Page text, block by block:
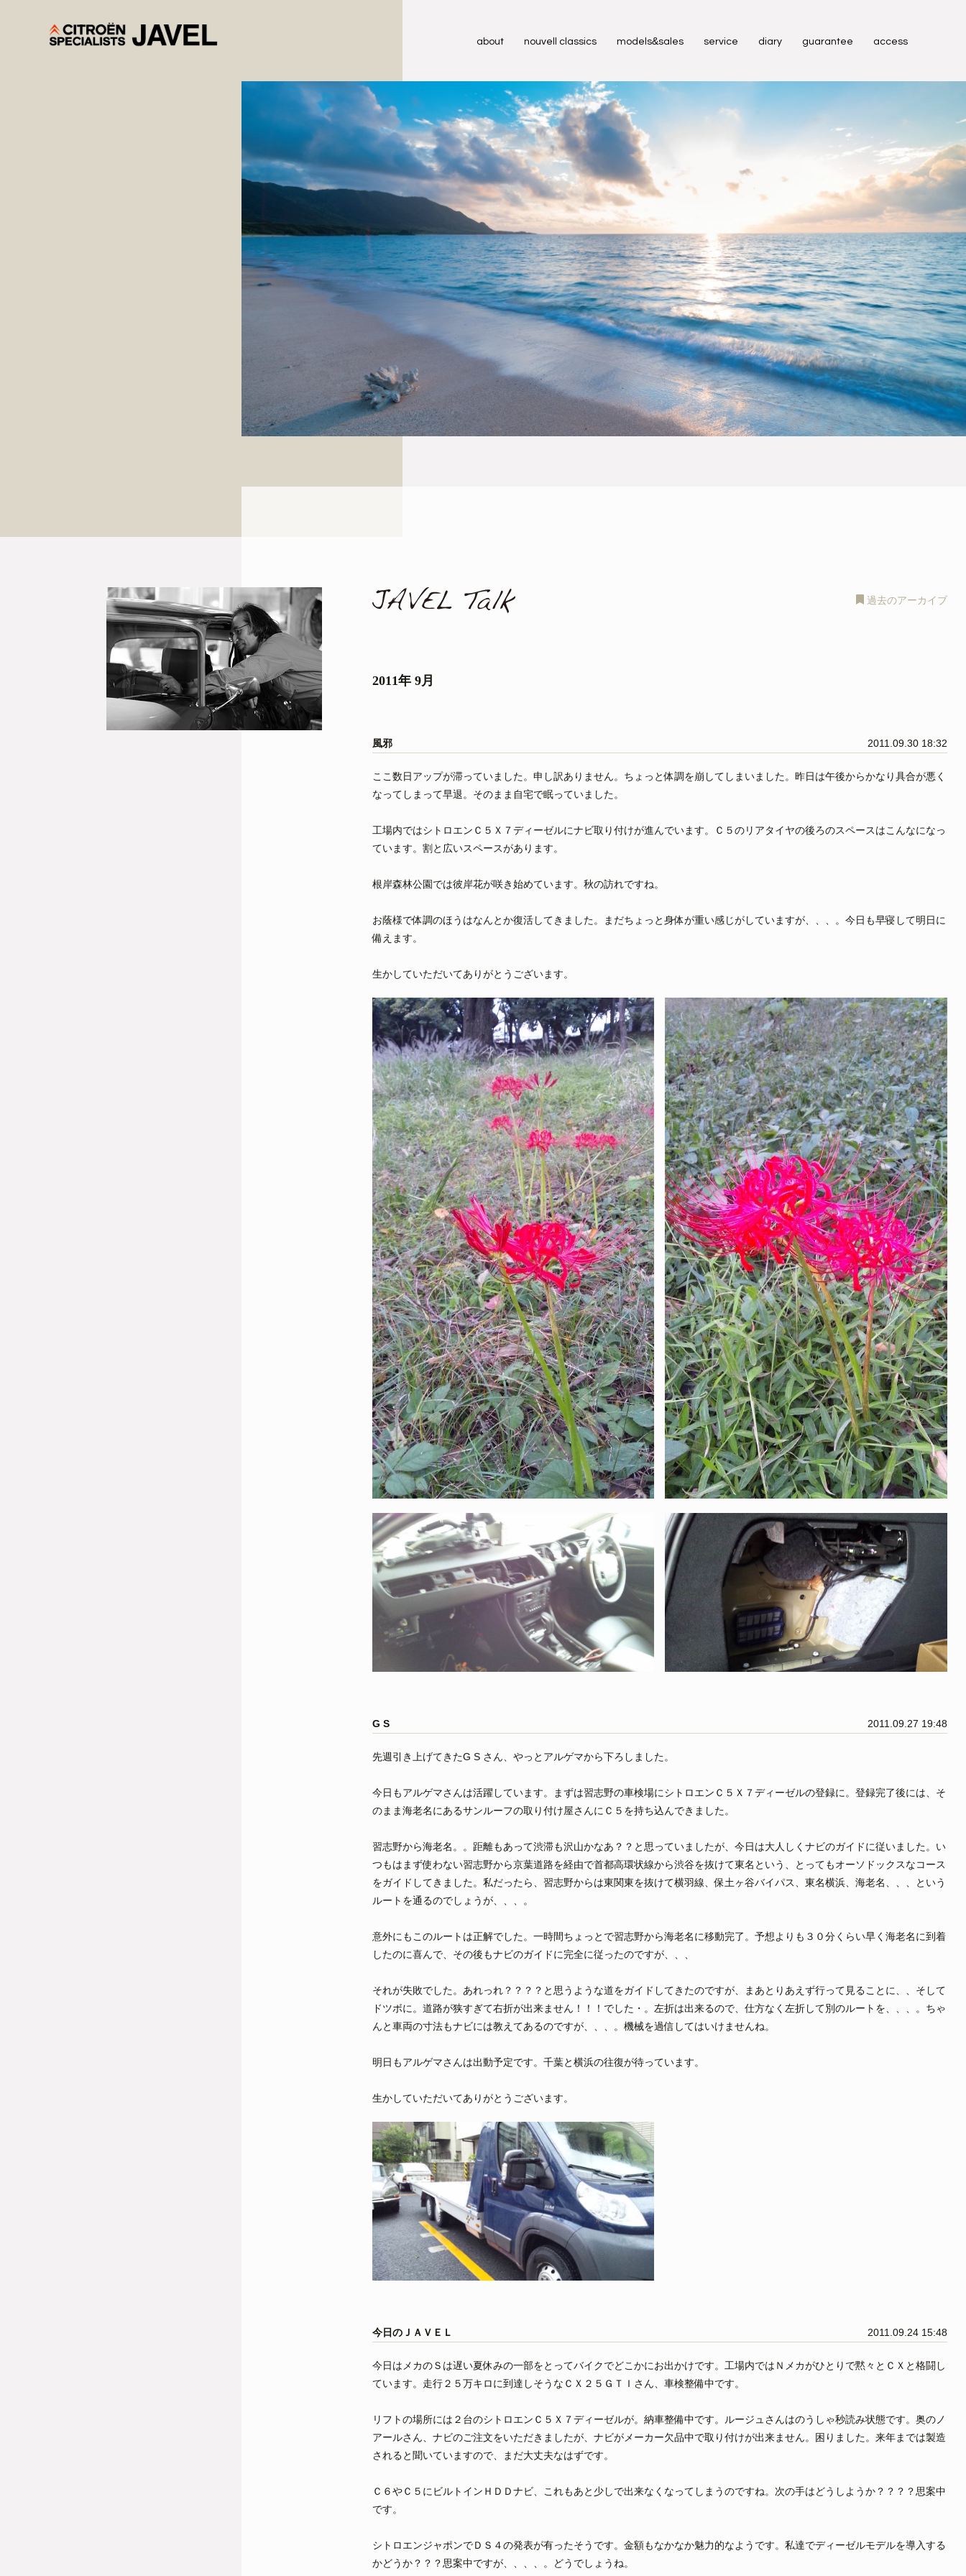
about nouvell classics models&sales service diary guarantee access
過去のアーカイブ
2011年 9月
風邪 2011.09.30 18:32
ここ数日アップが滞っていました。申し訳ありません。ちょっと体調を崩してしまいました。昨日は午後からかなり具合が悪く
なってしまって早退。そのまま自宅で眠っていました。
工場内ではシトロエンＣ５Ｘ７ディーゼルにナビ取り付けが進んでいます。Ｃ５のリアタイヤの後ろのスペースはこんなになっ
ています。割と広いスペースがあります。
根岸森林公園では彼岸花が咲き始めています。秋の訪れですね。
お蔭様で体調のほうはなんとか復活してきました。まだちょっと身体が重い感じがしていますが、、、。今日も早寝して明日に
備えます。
生かしていただいてありがとうございます。
G S 2011.09.27 19:48
先週引き上げてきたG S さん、やっとアルゲマから下ろしました。
今日もアルゲマさんは活躍しています。まずは習志野の車検場にシトロエンＣ５Ｘ７ディーゼルの登録に。登録完了後には、そ
のまま海老名にあるサンルーフの取り付け屋さんにＣ５を持ち込んできました。
習志野から海老名。。距離もあって渋滞も沢山かなあ？？と思っていましたが、今日は大人しくナビのガイドに従いました。い
つもはまず使わない習志野から京葉道路を経由で首都高環状線から渋谷を抜けて東名という、とってもオーソドックスなコース
をガイドしてきました。私だったら、習志野からは東関東を抜けて横羽線、保土ヶ谷バイパス、東名横浜、海老名、、、という
ルートを通るのでしょうが、、、。
意外にもこのルートは正解でした。一時間ちょっとで習志野から海老名に移動完了。予想よりも３０分くらい早く海老名に到着
したのに喜んで、その後もナビのガイドに完全に従ったのですが、、、
それが失敗でした。あれっれ？？？？と思うような道をガイドしてきたのですが、まあとりあえず行って見ることに、、そして
ドツボに。道路が狭すぎて右折が出来ません！！！でした・。左折は出来るので、仕方なく左折して別のルートを、、、。ちゃ
んと車両の寸法もナビには教えてあるのですが、、、。機械を過信してはいけませんね。
明日もアルゲマさんは出動予定です。千葉と横浜の往復が待っています。
生かしていただいてありがとうございます。
今日のＪＡＶＥＬ 2011.09.24 15:48
今日はメカのＳは遅い夏休みの一部をとってバイクでどこかにお出かけです。工場内ではＮメカがひとりで黙々とＣＸと格闘し
ています。走行２５万キロに到達しそうなＣＸ２５ＧＴＩさん、車検整備中です。
リフトの場所には２台のシトロエンＣ５Ｘ７ディーゼルが。納車整備中です。ルージュさんはのうしゃ秒読み状態です。奥のノ
アールさん、ナビのご注文をいただきましたが、ナビがメーカー欠品中で取り付けが出来ません。困りました。来年までは製造
されると聞いていますので、まだ大丈夫なはずです。
Ｃ６やＣ５にビルトインＨＤＤナビ、これもあと少しで出来なくなってしまうのですね。次の手はどうしようか？？？？思案中
です。
シトロエンジャポンでＤＳ４の発表が有ったそうです。金額もなかなか魅力的なようです。私達でディーゼルモデルを導入する
かどうか？？？思案中ですが、、、、。どうでしょうね。